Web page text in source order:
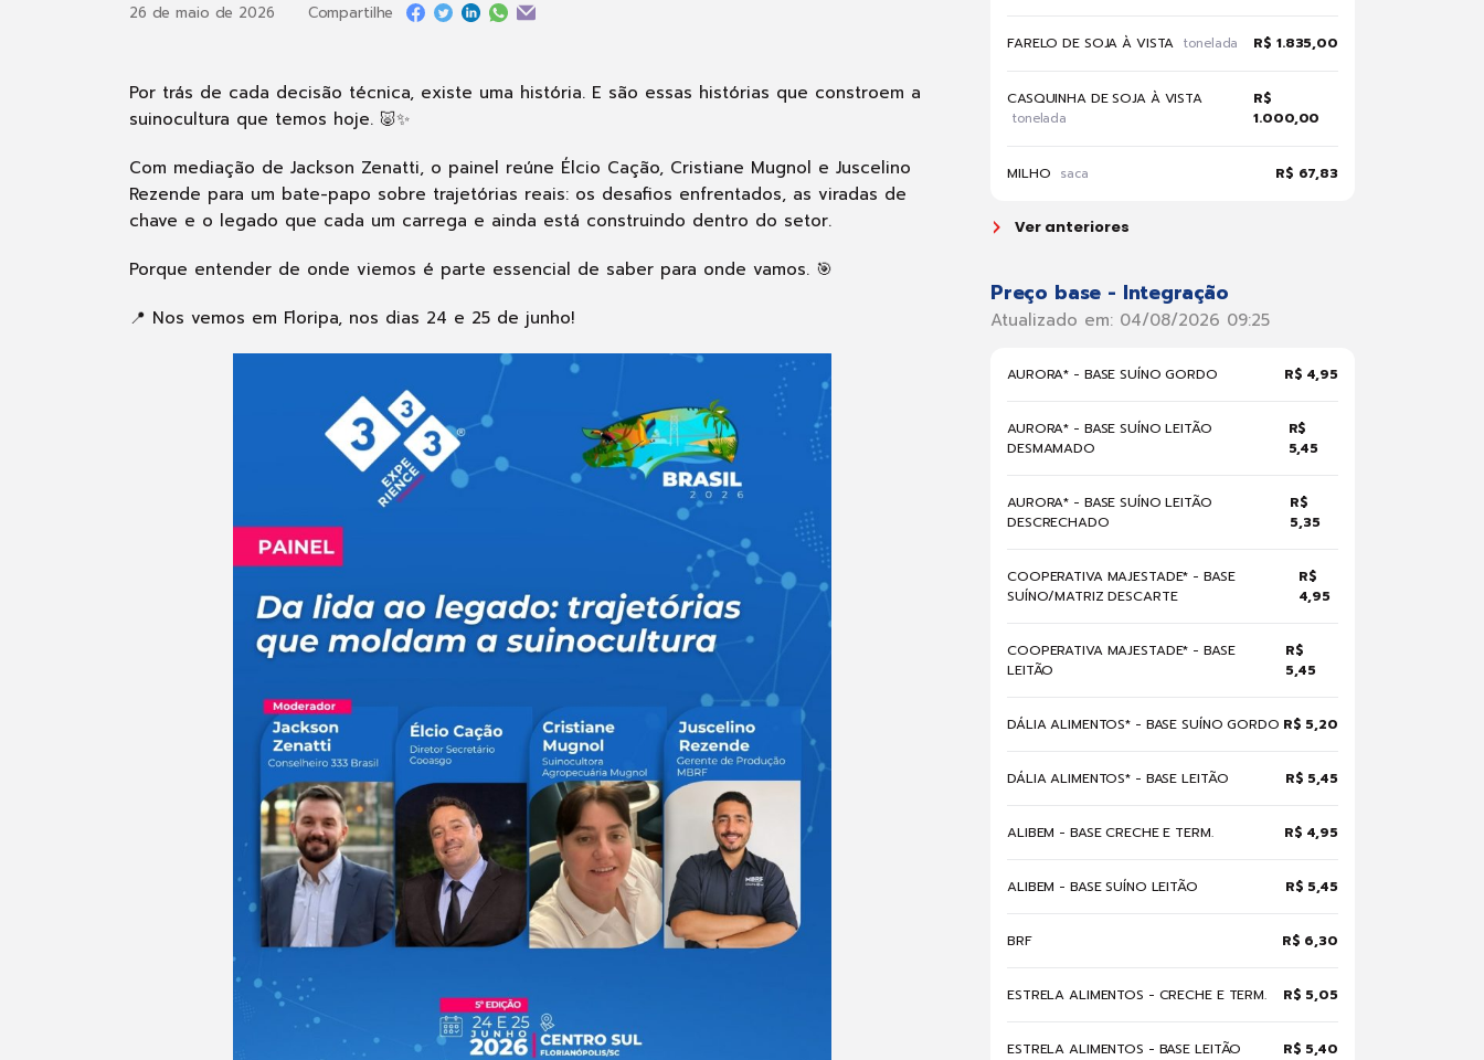
26 de maio de 2026 Compartilhe
Por trás de cada decisão técnica, existe uma história. E são essas histórias que constroem a
suinocultura que temos hoje. 🐷✨
Com mediação de Jackson Zenatti, o painel reúne Élcio Cação, Cristiane Mugnol e Juscelino
Rezende para um bate-papo sobre trajetórias reais: os desafios enfrentados, as viradas de
chave e o legado que cada um carrega e ainda está construindo dentro do setor.
Porque entender de onde viemos é parte essencial de saber para onde vamos. 🎯
📍 Nos vemos em Floripa, nos dias 24 e 25 de junho!
FARELO DE SOJA À VISTA tonelada R$ 1.835,00
CASQUINHA DE SOJA À VISTA
tonelada
R$
1.000,00
MILHO saca R$ 67,83
Ver anteriores
Preço base - Integração
Atualizado em: 04/08/2026 09:25
AURORA* - BASE SUÍNO GORDO R$ 4,95
AURORA* - BASE SUÍNO LEITÃO
DESMAMADO
R$
5,45
AURORA* - BASE SUÍNO LEITÃO
DESCRECHADO
R$
5,35
COOPERATIVA MAJESTADE* - BASE
SUÍNO/MATRIZ DESCARTE
R$
4,95
COOPERATIVA MAJESTADE* - BASE
LEITÃO
R$
5,45
DÁLIA ALIMENTOS* - BASE SUÍNO GORDO R$ 5,20
DÁLIA ALIMENTOS* - BASE LEITÃO R$ 5,45
ALIBEM - BASE CRECHE E TERM. R$ 4,95
ALIBEM - BASE SUÍNO LEITÃO R$ 5,45
BRF R$ 6,30
ESTRELA ALIMENTOS - CRECHE E TERM. R$ 5,05
ESTRELA ALIMENTOS - BASE LEITÃO R$ 5,40